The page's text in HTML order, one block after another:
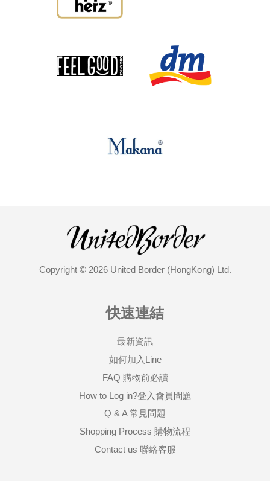
Copyright © 2026 United Border (HongKong) Ltd.
快速連結
最新資訊
如何加入Line
FAQ 購物前必讀
How to Log in?登入會員問題
Q & A 常見問題
Shopping Process 購物流程
Contact us 聯絡客服